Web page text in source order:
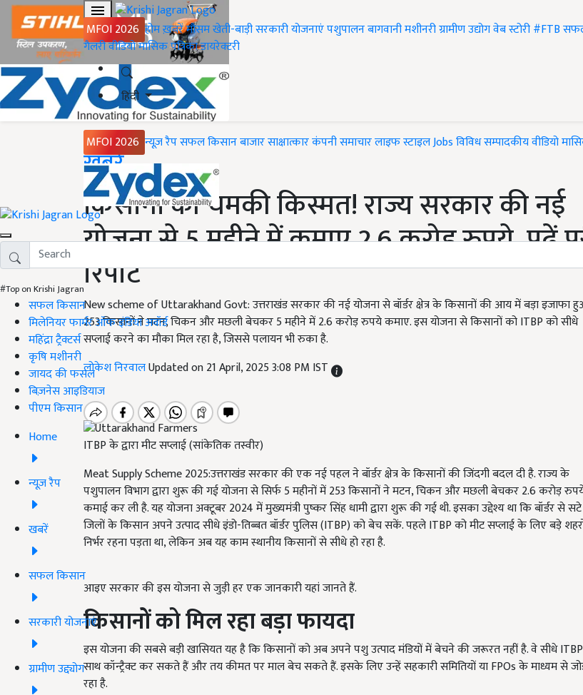
MFOI 2026 होमख़बरेंमौसमखेती-बाड़ीसरकारी योजनाएंपशुपालनबागवानीमशीनरीग्रामीण उद्योगवेब स्टोरी#FTB
गैलरीवीडियोमासिक पत्रिकाडायरेक्टरी
हिंदी
MFOI 2026 न्यूज़ रैपसफल किसानबाजारसाक्षात्कारकंपनी समाचारलाइफ स्टाइलJobsविविधसम्पादकीयवीडियो
#Top on Krishi Jagran
सफल किसान
मिलेनियर फार्मर ऑफ इंडिया अवॉर्ड
महिंद्रा ट्रैक्टर्स
कृषि मशीनरी
जायद की फसल
बिज़नेस आइडियाज
पीएम किसान
Home
न्यूज़ रैप
खबरें
सफल किसान
सरकारी योजनाएं
ग्रामीण उद्द्योग
Home
ख़बरें
किसानों की चमकी किस्मत! राज्य सरकार की नई
योजना से 5 महीने में कमाए 2.6 करोड़ रुपये, पढ़ें
रिपोर्ट
New scheme of Uttarakhand Govt: उत्तराखंड सरकार की नई योजना से बॉर्डर क्षेत्र के किसानों की आय में बड़ा इजाफा
253 किसानों ने मटन, चिकन और मछली बेचकर 5 महीने में 2.6 करोड़ रुपये कमाए. इस योजना से किसानों को ITBP को सीधे
सप्लाई करने का मौका मिल रहा है, जिससे पलायन भी रुका है.
लोकेश निरवालUpdated on 21 April, 2025 3:08 PM IST
ITBP के द्वारा मीट सप्लाई (सांकेतिक तस्वीर)
Meat Supply Scheme 2025:उत्तराखंड सरकार की एक नई पहल ने बॉर्डर क्षेत्र के किसानों की जिंदगी बदल दी है. राज्य के
पशुपालन विभाग द्वारा शुरू की गई योजना से सिर्फ 5 महीनों में 253 किसानों ने मटन, चिकन और मछली बेचकर 2.6 करोड़
कमाई कर ली है. यह योजना अक्टूबर 2024 में मुख्यमंत्री पुष्कर सिंह धामी द्वारा शुरू की गई थी. इसका उद्देश्य था कि बॉर्डर से सटे
जिलों के किसान अपने उत्पाद सीधे इंडो-तिब्बत बॉर्डर पुलिस (ITBP) को बेच सकें. पहले ITBP को मीट सप्लाई के लिए बड़े
निर्भर रहना पड़ता था, लेकिन अब यह काम स्थानीय किसानों से सीधे हो रहा है.
आइए सरकार की इस योजना से जुड़ी हर एक जानकारी यहां जानते हैं.
किसानों को मिल रहा बड़ा फायदा
इस योजना की सबसे बड़ी खासियत यह है कि किसानों को अब अपने पशु उत्पाद मंडियों में बेचने की जरूरत नहीं है. वे सीधे
साथ कॉन्ट्रैक्ट कर सकते हैं और तय कीमत पर माल बेच सकते हैं. इसके लिए उन्हें सहकारी समितियों या FPOs के माध्यम से
रहा है.